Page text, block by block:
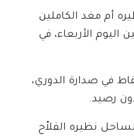
أم مغد الكاملين
الأربعاء، في
المريخ رصيده إلى 6 نقاط في صدارة الدوري،
رصيد.
نظيره الفلاّح